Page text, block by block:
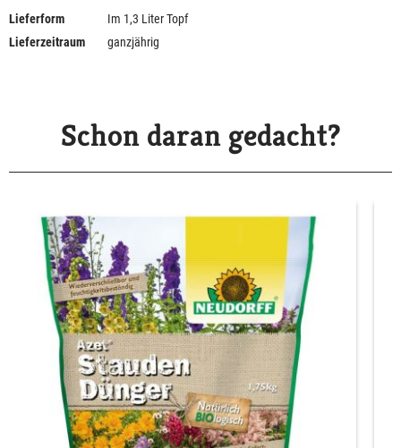
Lieferform
Im 1,3 Liter Topf
Lieferzeitraum
ganzjährig
Schon daran gedacht?